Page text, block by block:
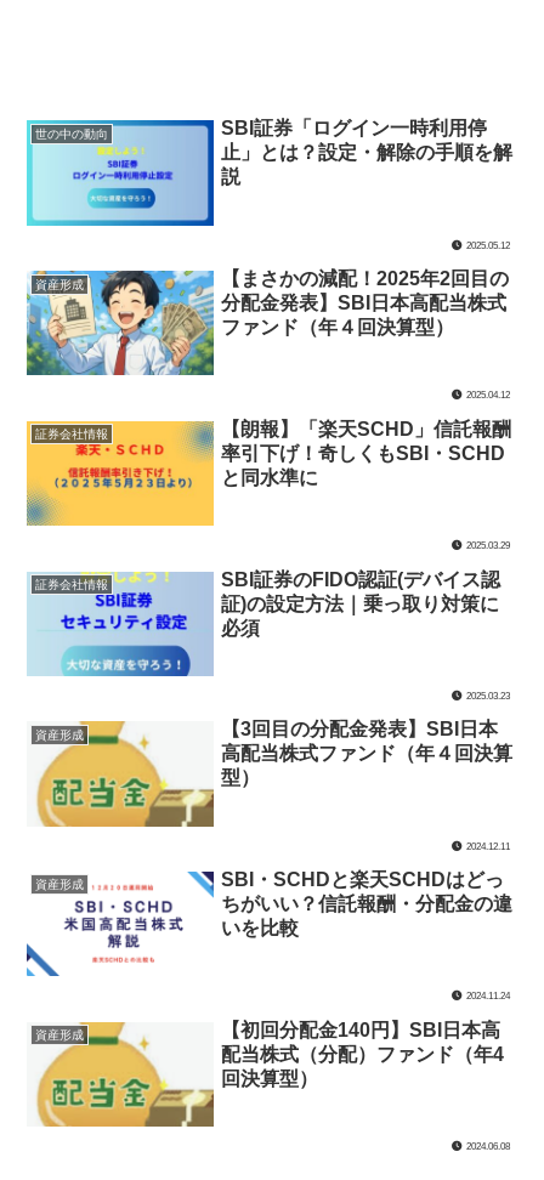
世の中の動向
SBI証券「ログイン一時利用停
止」とは？設定・解除の手順を解
説
2025.05.12
資産形成
【まさかの減配！2025年2回目の
分配金発表】SBI日本高配当株式
ファンド（年４回決算型）
2025.04.12
証券会社情報
【朗報】「楽天SCHD」信託報酬
率引下げ！奇しくもSBI・SCHD
と同水準に
2025.03.29
証券会社情報
SBI証券のFIDO認証(デバイス認
証)の設定方法｜乗っ取り対策に
必須
2025.03.23
資産形成
【3回目の分配金発表】SBI日本
高配当株式ファンド（年４回決算
型）
2024.12.11
資産形成
SBI・SCHDと楽天SCHDはどっ
ちがいい？信託報酬・分配金の違
いを比較
2024.11.24
資産形成
【初回分配金140円】SBI日本高
配当株式（分配）ファンド（年4
回決算型）
2024.06.08